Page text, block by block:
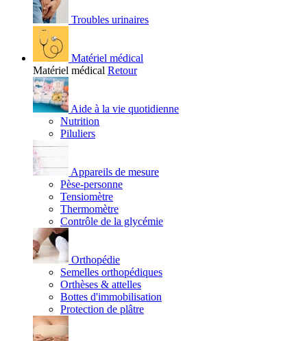
Troubles urinaires
Matériel médical
Matériel médical Retour
Aide à la vie quotidienne
Nutrition
Piluliers
Appareils de mesure
Pèse-personne
Tensiomètre
Thermomètre
Contrôle de la glycémie
Orthopédie
Semelles orthopédiques
Orthèses & attelles
Bottes d'immobilisation
Protection de plâtre